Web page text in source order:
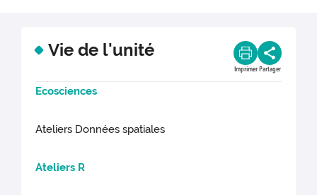
Vie de l'unité
Imprimer Partager
Ecosciences
Ateliers Données spatiales
Ateliers R